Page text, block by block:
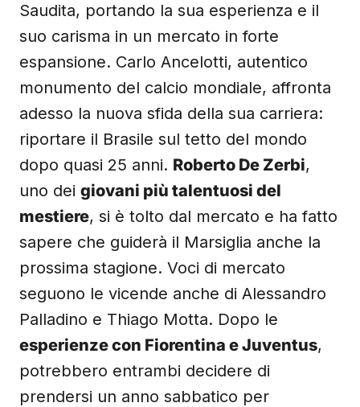
Saudita, portando la sua esperienza e il
suo carisma in un mercato in forte
espansione. Carlo Ancelotti, autentico
monumento del calcio mondiale, affronta
adesso la nuova sfida della sua carriera:
riportare il Brasile sul tetto del mondo
dopo quasi 25 anni. Roberto De Zerbi,
uno dei giovani più talentuosi del
mestiere, si è tolto dal mercato e ha fatto
sapere che guiderà il Marsiglia anche la
prossima stagione. Voci di mercato
seguono le vicende anche di Alessandro
Palladino e Thiago Motta. Dopo le
esperienze con Fiorentina e Juventus,
potrebbero entrambi decidere di
prendersi un anno sabbatico per